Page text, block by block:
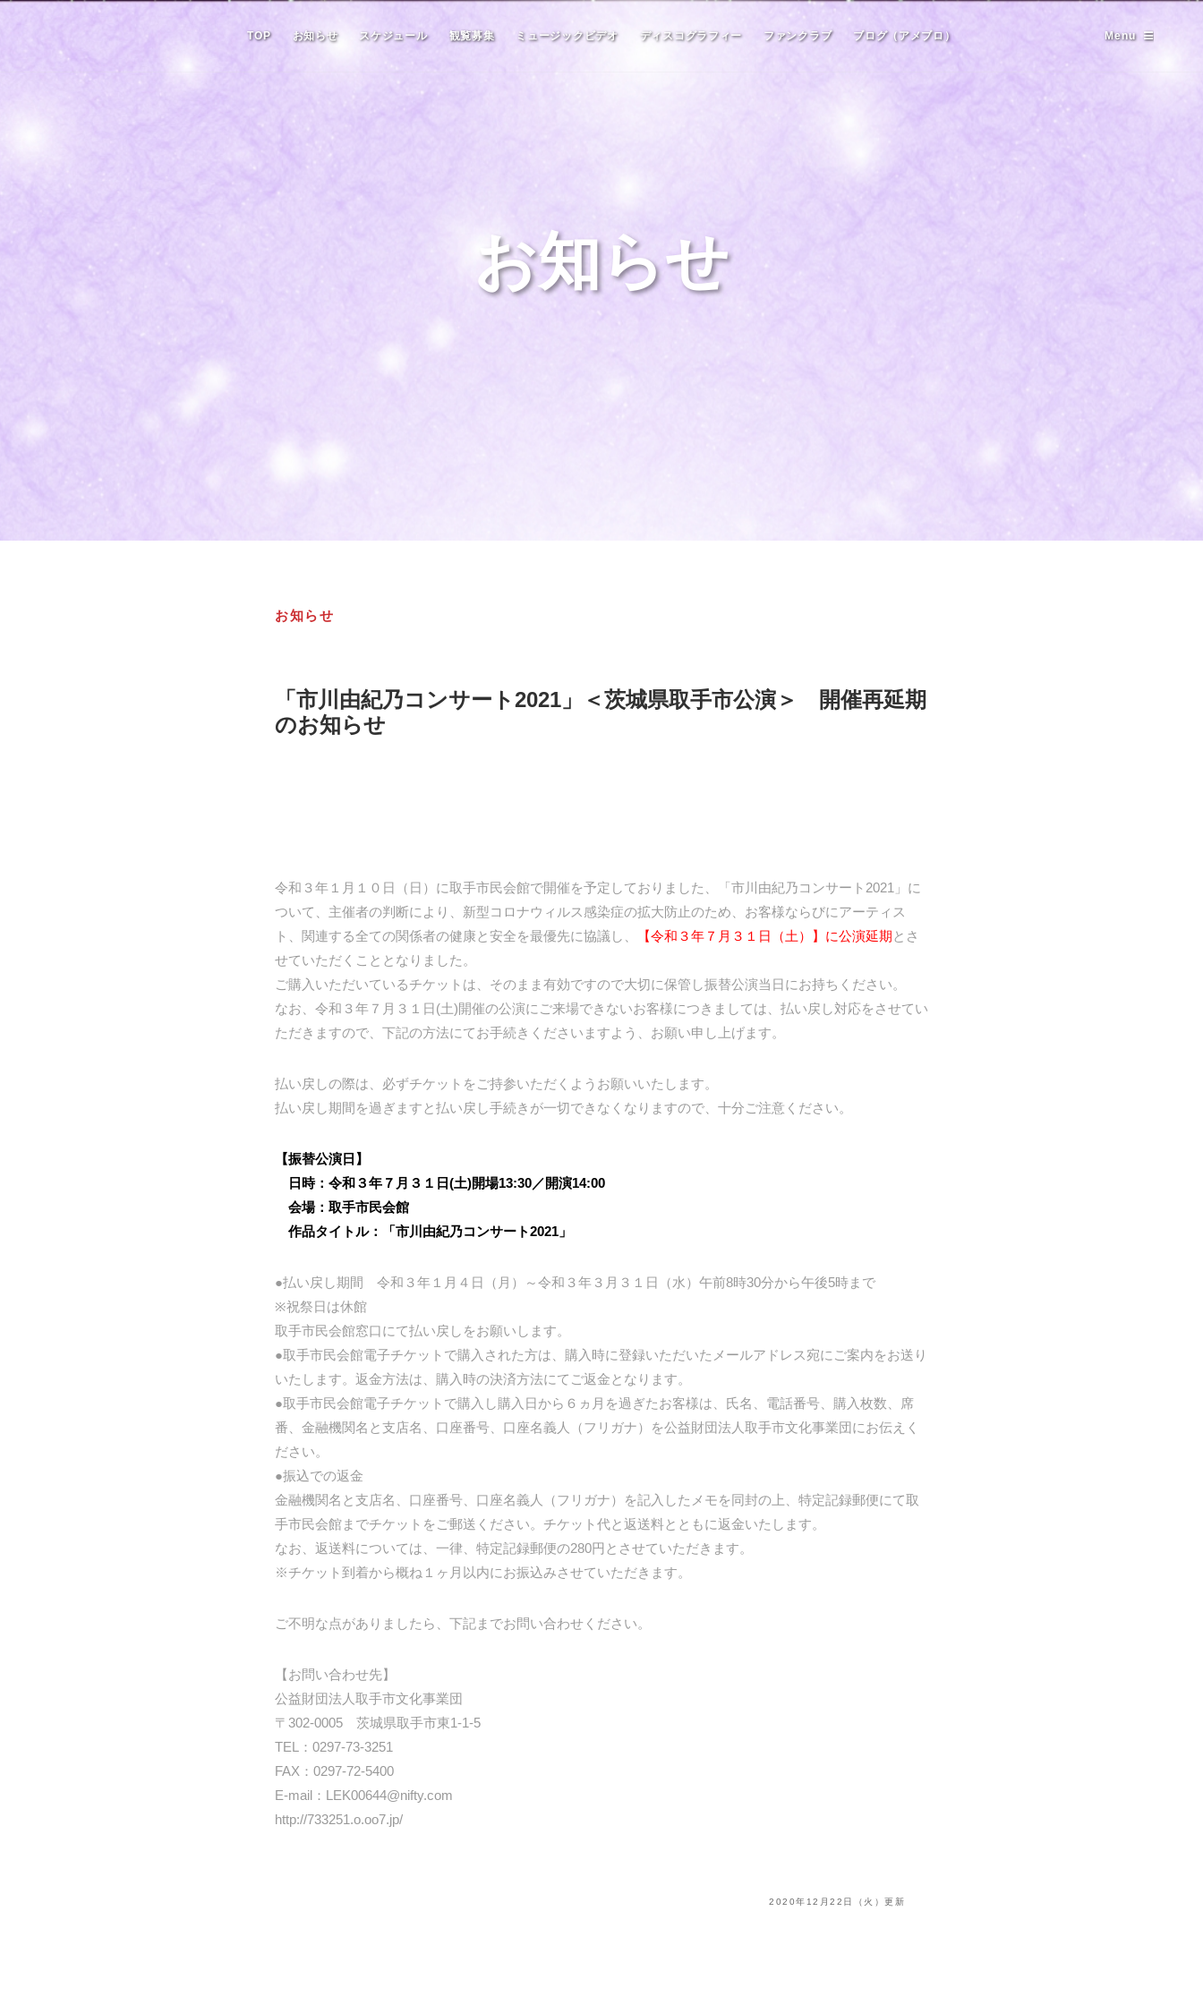
TOP お知らせ スケジュール 観覧募集 ミュージックビデオ ディスコグラフィー ファンクラブ ブログ（アメブロ） Menu
お知らせ
お知らせ
「市川由紀乃コンサート2021」＜茨城県取手市公演＞ 開催再延期
のお知らせ
令和３年１月１０日（日）に取手市民会館で開催を予定しておりました、「市川由紀乃コンサート2021」に
ついて、主催者の判断により、新型コロナウィルス感染症の拡大防止のため、お客様ならびにアーティス
ト、関連する全ての関係者の健康と安全を最優先に協議し、
【令和３年７月３１日（土）】に公演延期とさ
せていただくこととなりました。
ご購入いただいているチケットは、そのまま有効ですので大切に保管し振替公演当日にお持ちください。
なお、令和３年７月３１日(土)開催の公演にご来場できないお客様につきましては、払い戻し対応をさせてい
ただきますので、下記の方法にてお手続きくださいますよう、お願い申し上げます。
払い戻しの際は、必ずチケットをご持参いただくようお願いいたします。
払い戻し期間を過ぎますと払い戻し手続きが一切できなくなりますので、十分ご注意ください。
【振替公演日】
日時：令和３年７月３１日(土)開場13:30／開演14:00
会場：取手市民会館
作品タイトル：「市川由紀乃コンサート2021」
●払い戻し期間 令和３年１月４日（月）～令和３年３月３１日（水）午前8時30分から午後5時まで
※祝祭日は休館
取手市民会館窓口にて払い戻しをお願いします。
●取手市民会館電子チケットで購入された方は、購入時に登録いただいたメールアドレス宛にご案内をお送り
いたします。返金方法は、購入時の決済方法にてご返金となります。
●取手市民会館電子チケットで購入し購入日から６ヵ月を過ぎたお客様は、氏名、電話番号、購入枚数、席
番、金融機関名と支店名、口座番号、口座名義人（フリガナ）を公益財団法人取手市文化事業団にお伝えく
ださい。
●振込での返金
金融機関名と支店名、口座番号、口座名義人（フリガナ）を記入したメモを同封の上、特定記録郵便にて取
手市民会館までチケットをご郵送ください。チケット代と返送料とともに返金いたします。
なお、返送料については、一律、特定記録郵便の280円とさせていただきます。
※チケット到着から概ね１ヶ月以内にお振込みさせていただきます。
ご不明な点がありましたら、下記までお問い合わせください。
【お問い合わせ先】
公益財団法人取手市文化事業団
〒302-0005 茨城県取手市東1-1-5
TEL：0297-73-3251
FAX：0297-72-5400
E-mail：LEK00644@nifty.com
http://733251.o.oo7.jp/
2020年12月22日（火）更新